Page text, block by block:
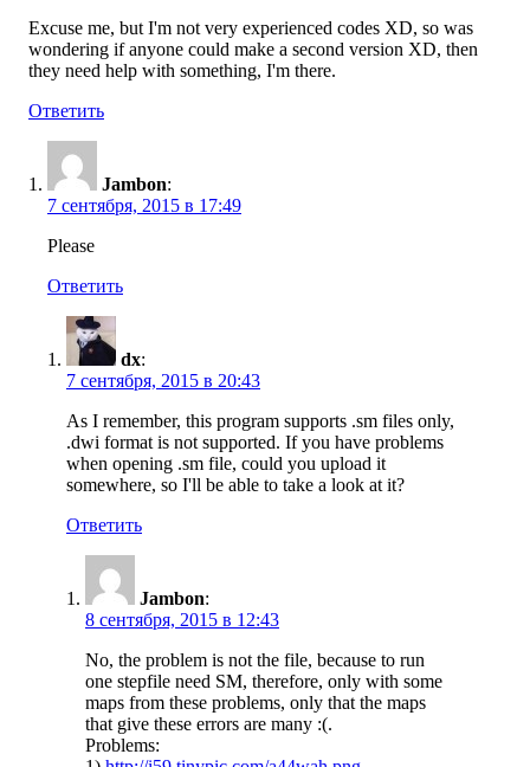
Excuse me, but I'm not very experienced codes XD, so was
wondering if anyone could make a second version XD, then
they need help with something, I'm there.
Ответить
Jambon:
7 сентября, 2015 в 17:49
Please
Ответить
dx:
7 сентября, 2015 в 20:43
As I remember, this program supports .sm files only,
.dwi format is not supported. If you have problems
when opening .sm file, could you upload it
somewhere, so I'll be able to take a look at it?
Ответить
Jambon:
8 сентября, 2015 в 12:43
No, the problem is not the file, because to run
one stepfile need SM, therefore, only with some
maps from these problems, only that the maps
that give these errors are many :(.
Problems: